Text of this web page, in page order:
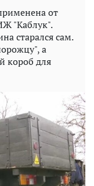
от
"Каблук".
старался сам.
а
короб для